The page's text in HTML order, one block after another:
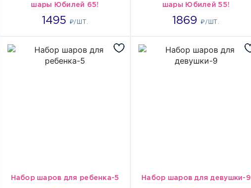
шары Юбилей 65!
1495 ₽/ШТ.
2989 шары Юбилей 55!
1869₽/ШТ.
3738
Набор шаров для ребенка-5
7892 Набор шаров для девушки-9
5917